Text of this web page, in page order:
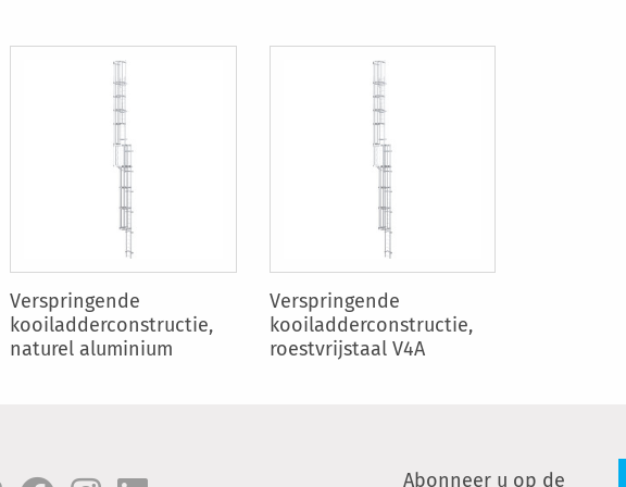
Verspringende
kooiladderconstructie,
naturel aluminium
Verspringende
kooiladderconstructie,
roestvrijstaal V4A
Abonneer u op de